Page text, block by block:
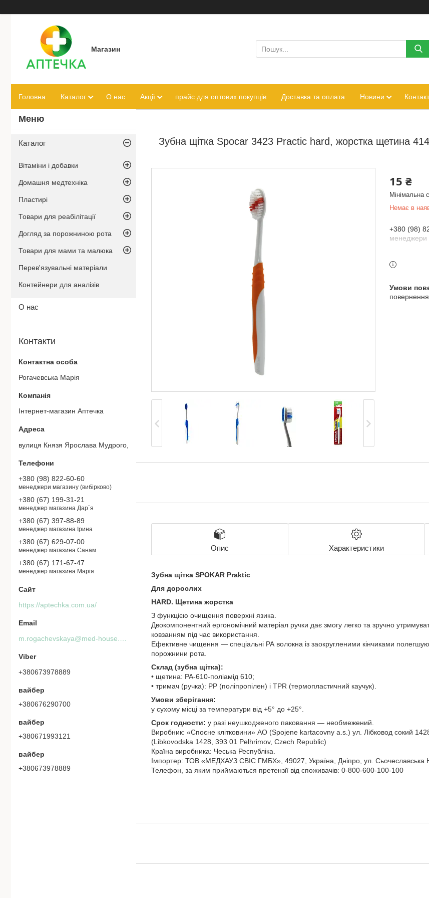
Магазин
Головна Каталог О нас Акції прайс для оптових покупців Доставка та оплата Новини
Зубна щітка Spocar 3423 Practic hard, жорстка щетина
15 ₴
Мінімальна
Немає в
+380 (98)
менеджери
Опис Характеристики
Зубна щітка SPOKAR Praktic
Для дорослих
HARD. Щетина жорстка
З функцією очищення поверхні язика.
Двокомпонентний ергономічний матеріал ручки дає змогу легко та зручно
ковзанням під час використання.
Ефективне чищення — спеціальні РА волокна із заокругленими кінчиками
порожнини рота.
Склад (зубна щітка):
• щетина: РА-610-поліамід 610;
• тримач (ручка): РР (поліпропілен) і TPR (термопластичний каучук).
Умови зберігання:
у сухому місці за температури від +5° до +25°.
Срок годности: у разі неушкодженого паковання — необмежений.
Виробник: «Споєне клітковини» АО (Spojene kartacovny a.s.) ул. Лібковод сокий
(Libkovodska 1428, 393 01 Pelhrimov, Czech Republic)
Країна виробника: Чеська Республіка.
Імпортер: ТОВ «МЕДХАУЗ СВІС ГМБХ», 49027, Україна, Дніпро, ул. Сьочеславська
Телефон, за яким приймаються претензії від споживачів: 0-800-600-100-100
Каталог
Вітаміни і добавки
Домашня медтехніка
Пластирі
Товари для реабілітації
Догляд за порожниною рота
Товари для мами та малюка
Перев'язувальні матеріали
Контейнери для аналізів
О нас
Контакти
Рогачевська Марiя
Iнтернет-магазин Аптечка
вулиця Князя Ярослава Мудрого, 27, Дніпро, Україна
+380 (98) 822-60-60
менеджери магазину (вибірково)
+380 (67) 199-31-21
менеджер магазина Дар`я
+380 (67) 397-88-89
менеджер магазина Ірина
+380 (67) 629-07-00
менеджер магазина Санам
+380 (67) 171-67-47
менеджер магазина Марія
https://aptechka.com.ua/
+380673978889
вайбер
+380676290700
вайбер
+380671993121
вайбер
+380673978889